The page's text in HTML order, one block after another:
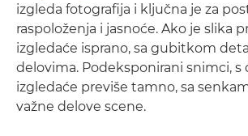
izgleda fotografija i ključna je za
raspoloženja i jasnoće. Ako je slika
izgledaće isprano, sa gubitkom
delovima. Podeksponirani snimci, s
izgledaće previše tamno, sa
važne delove scene.